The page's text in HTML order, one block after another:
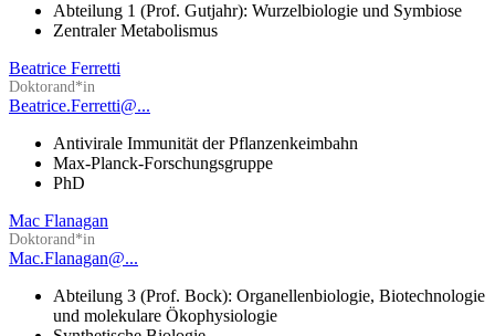
Abteilung 1 (Prof. Gutjahr): Wurzelbiologie und Symbiose
Zentraler Metabolismus
Beatrice Ferretti
Doktorand*in
Beatrice.Ferretti@...
Antivirale Immunität der Pflanzenkeimbahn
Max-Planck-Forschungsgruppe
PhD
Mac Flanagan
Doktorand*in
Mac.Flanagan@...
Abteilung 3 (Prof. Bock): Organellenbiologie, Biotechnologie
und molekulare Ökophysiologie